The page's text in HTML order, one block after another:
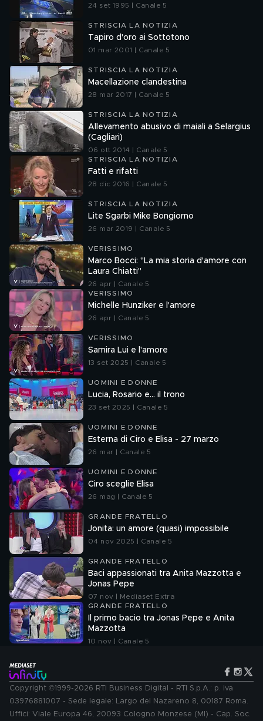
24 set 1995 | Canale 5
STRISCIA LA NOTIZIA
Tapiro d'oro ai Sottotono
01 mar 2001 | Canale 5
STRISCIA LA NOTIZIA
Macellazione clandestina
28 mar 2017 | Canale 5
STRISCIA LA NOTIZIA
Allevamento abusivo di maiali a Selargius
(Cagliari)
06 ott 2014 | Canale 5
STRISCIA LA NOTIZIA
Fatti e rifatti
28 dic 2016 | Canale 5
STRISCIA LA NOTIZIA
Lite Sgarbi Mike Bongiorno
26 mar 2019 | Canale 5
VERISSIMO
Marco Bocci: "La mia storia d'amore con
Laura Chiatti"
26 apr | Canale 5
VERISSIMO
Michelle Hunziker e l'amore
26 apr | Canale 5
VERISSIMO
Samira Lui e l'amore
13 set 2025 | Canale 5
UOMINI E DONNE
Lucia, Rosario e... il trono
23 set 2025 | Canale 5
UOMINI E DONNE
Esterna di Ciro e Elisa - 27 marzo
26 mar | Canale 5
UOMINI E DONNE
Ciro sceglie Elisa
26 mag | Canale 5
GRANDE FRATELLO
Jonita: un amore (quasi) impossibile
04 nov 2025 | Canale 5
GRANDE FRATELLO
Baci appassionati tra Anita Mazzotta e
Jonas Pepe
07 nov | Mediaset Extra
GRANDE FRATELLO
Il primo bacio tra Jonas Pepe e Anita
Mazzotta
10 nov | Canale 5
Copyright ©1999-2026 RTI Business Digital - RTI S.p.A.: p. iva
03976881007 - Sede legale: Largo del Nazareno 8, 00187 Roma.
Uffici: Viale Europa 46, 20093 Cologno Monzese (MI) - Cap. Soc.